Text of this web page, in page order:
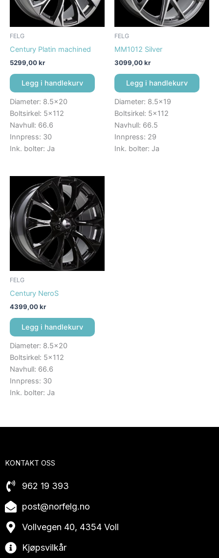
FELG
Century Platin machined
5299,00kr
Legg i handlekurv
Diameter: 8.5×20
Boltsirkel: 5×112
Navhull: 66.6
Innpress: 30
Ink. bolter: Ja
FELG
MM1012 Silver
3099,00kr
Legg i handlekurv
Diameter: 8.5×19
Boltsirkel: 5×112
Navhull: 66.5
Innpress: 29
Ink. bolter: Ja
FELG
Century NeroS
4399,00kr
Legg i handlekurv
Diameter: 8.5×20
Boltsirkel: 5×112
Navhull: 66.6
Innpress: 30
Ink. bolter: Ja
KONTAKT OSS
962 19 393
post@norfelg.no
Vollvegen 40, 4354 Voll
Kjøpsvilkår